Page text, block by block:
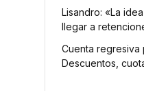
Lisandro: «La
llegar a
Cuenta regresiva
Descuentos,